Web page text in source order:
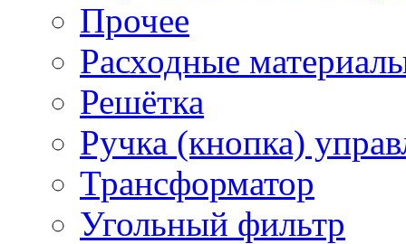
Прочее
Расходные
Решётка
Ручка (кнопка)
Трансформатор
Угольный фильтр